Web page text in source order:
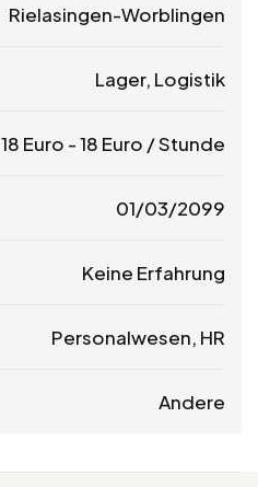
Rielasingen-Worblingen
Lager, Logistik
18 Euro -18 Euro / Stunde
01/03/2099
Keine Erfahrung
Personalwesen, HR
Andere